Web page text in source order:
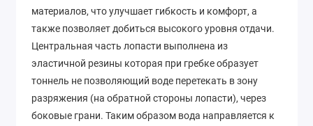
материалов, что улучшает гибкость и комфорт, а
также позволяет добиться высокого уровня отдачи.
Центральная часть лопасти выполнена из
эластичной резины которая при гребке образует
тоннель не позволяющий воде перетекать в зону
разряжения (на обратной стороны лопасти), через
боковые грани. Таким образом вода направляется к